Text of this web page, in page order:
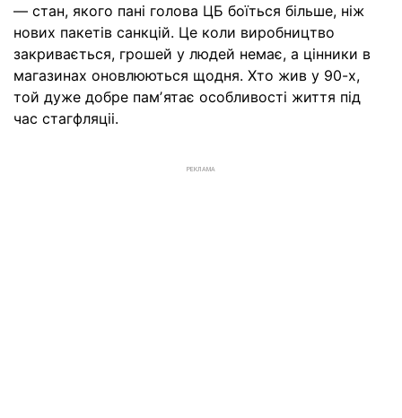
— стан, якого пані голова ЦБ боїться більше, ніж
нових пакетів санкцій. Це коли виробництво
закривається, грошей у людей немає, а цінники в
магазинах оновлюються щодня. Хто жив у 90-х,
той дуже добре памʼятає особливості життя під
час стагфляціі.
РЕКЛАМА